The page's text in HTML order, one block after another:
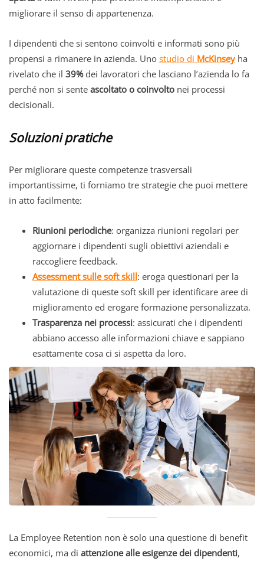
migliorare il senso di appartenenza.
I dipendenti che si sentono coinvolti e informati sono più
propensi a rimanere in azienda. Uno studio di McKinsey ha
rivelato che il 39%dei lavoratori che lasciano l’azienda lo fa
perché non si sente ascoltato o coinvolto nei processi
decisionali.
Soluzioni pratiche
Per migliorare queste competenze trasversali
importantissime, ti forniamo tre strategie che puoi mettere
in atto facilmente:
Riunioni periodiche: organizza riunioni regolari per
aggiornare i dipendenti sugli obiettivi aziendali e
raccogliere feedback.
Assessment sulle soft skill: eroga questionari per la
valutazione di queste soft skill per identificare aree di
miglioramento ed erogare formazione personalizzata.
Trasparenza nei processi: assicurati che i dipendenti
abbiano accesso alle informazioni chiave e sappiano
esattamente cosa ci si aspetta da loro.
La Employee Retention non è solo una questione di benefit
economici, ma di attenzione alle esigenze dei dipendenti,